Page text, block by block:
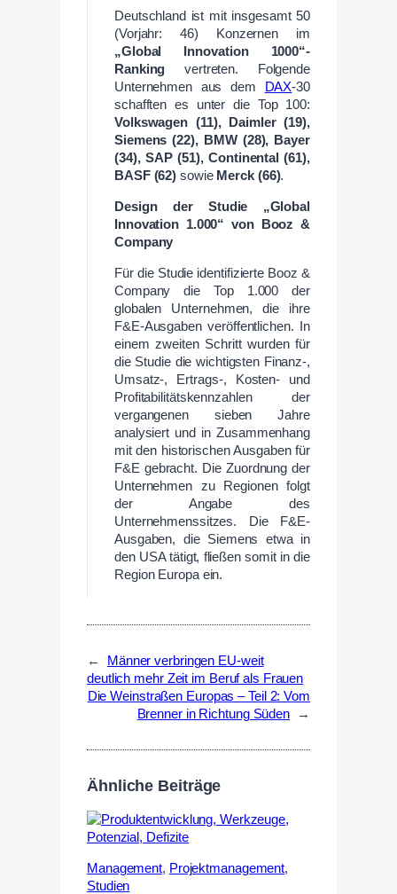
Deutschland ist mit insgesamt 50
(Vorjahr: 46) Konzernen im
„Global Innovation 1000“-
Ranking vertreten. Folgende
Unternehmen aus dem
DAX-30
schafften es unter die Top 100:
Volkswagen (11), Daimler (19),
Siemens (22), BMW (28), Bayer
(34), SAP (51), Continental (61),
BASF (62) sowie Merck (66).
Design der Studie „Global
Innovation 1.000“ von Booz &
Company
Für die Studie identifizierte Booz &
Company die Top 1.000 der
globalen Unternehmen, die ihre
F&E-Ausgaben veröffentlichen. In
einem zweiten Schritt wurden für
die Studie die wichtigsten Finanz-,
Umsatz-, Ertrags-, Kosten- und
Profitabilitätskennzahlen der
vergangenen sieben Jahre
analysiert und in Zusammenhang
mit den historischen Ausgaben für
F&E gebracht. Die Zuordnung der
Unternehmen zu Regionen folgt
der Angabe des
Unternehmenssitzes. Die F&E-
Ausgaben, die Siemens etwa in
den USA tätigt, fließen somit in die
Region Europa ein.
←
Männer verbringen EU-weit
deutlich mehr Zeit im Beruf als Frauen
Die Weinstraßen Europas – Teil 2: Vom
Brenner in Richtung Süden
→
Ähnliche Beiträge
Management, Projektmanagement,
Studien